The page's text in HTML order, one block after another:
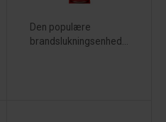
Den populære
brandslukningsenhed...